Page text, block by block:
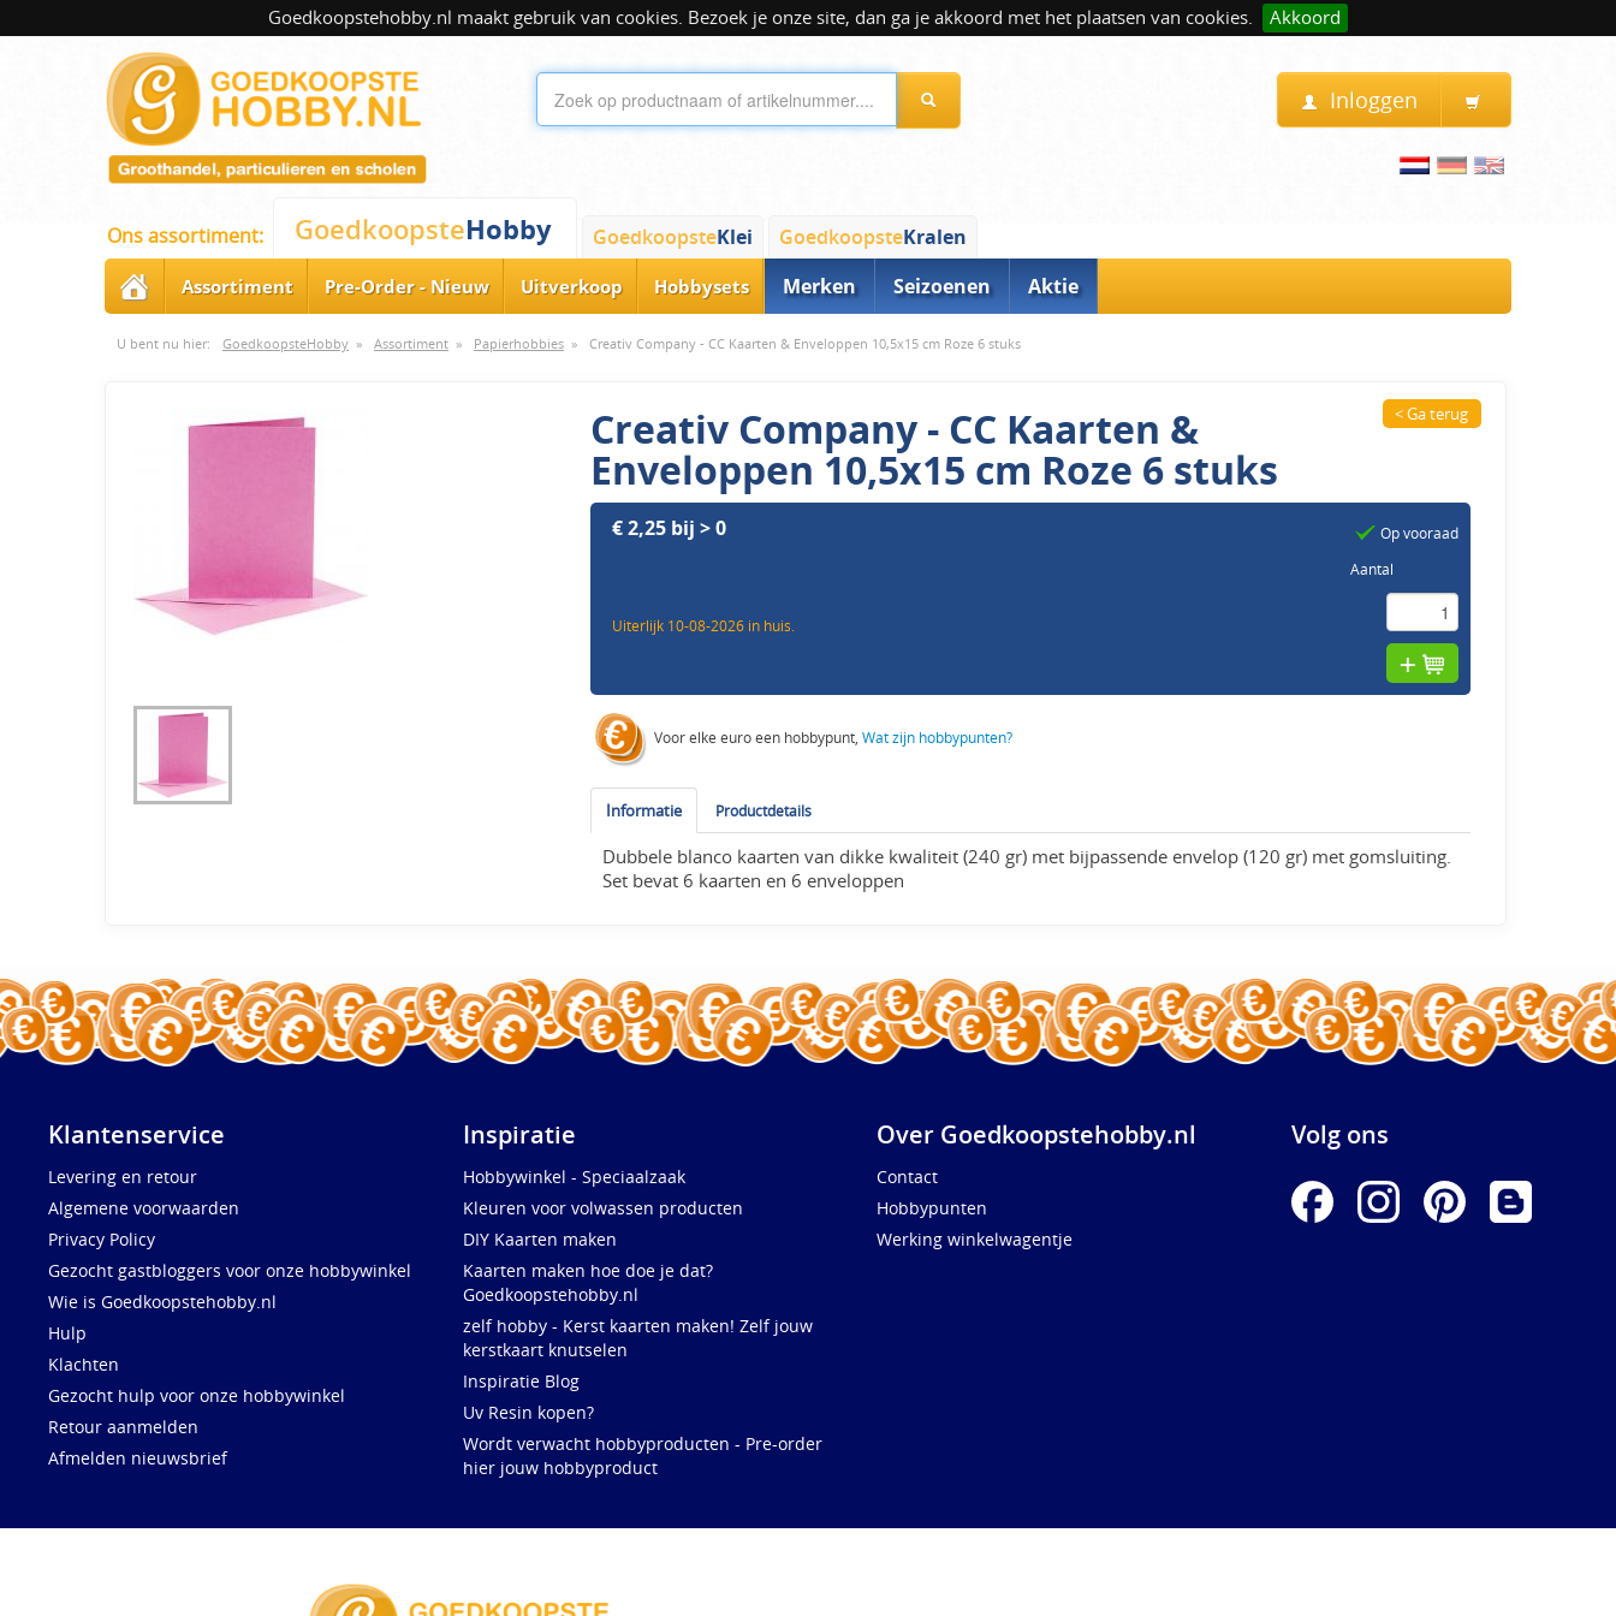
Goedkoopstehobby.nl maakt gebruik van cookies. Bezoek je onze site, dan ga je akkoord met het plaatsen van cookies. Akkoord
Inloggen
Ons assortiment: GoedkoopsteHobby GoedkoopsteKlei GoedkoopsteKralen
Assortiment Pre-Order - Nieuw Uitverkoop Hobbysets Merken Seizoenen Aktie
U bent nu hier: GoedkoopsteHobby » Assortiment » Papierhobbies » Creativ Company - CC Kaarten & Enveloppen 10,5x15 cm Roze 6 stuks
Creativ Company - CC Kaarten &
Enveloppen 10,5x15 cm Roze 6 stuks
< Ga terug
€ 2,25 bij > 0
Uiterlijk 10-08-2026 in huis.
Op vooraad
Aantal
Voor elke euro een hobbypunt,Wat zijn hobbypunten?
Informatie Productdetails
Dubbele blanco kaarten van dikke kwaliteit (240 gr) met bijpassende envelop (120 gr) met gomsluiting.
Set bevat 6 kaarten en 6 enveloppen
Klantenservice
Levering en retour
Algemene voorwaarden
Privacy Policy
Gezocht gastbloggers voor onze hobbywinkel
Wie is Goedkoopstehobby.nl
Hulp
Klachten
Gezocht hulp voor onze hobbywinkel
Retour aanmelden
Afmelden nieuwsbrief
Inspiratie
Hobbywinkel - Speciaalzaak
Kleuren voor volwassen producten
DIY Kaarten maken
Kaarten maken hoe doe je dat?
Goedkoopstehobby.nl
zelf hobby - Kerst kaarten maken! Zelf jouw
kerstkaart knutselen
Inspiratie Blog
Uv Resin kopen?
Wordt verwacht hobbyproducten - Pre-order
hier jouw hobbyproduct
Over Goedkoopstehobby.nl
Contact
Hobbypunten
Werking winkelwagentje
Volg ons